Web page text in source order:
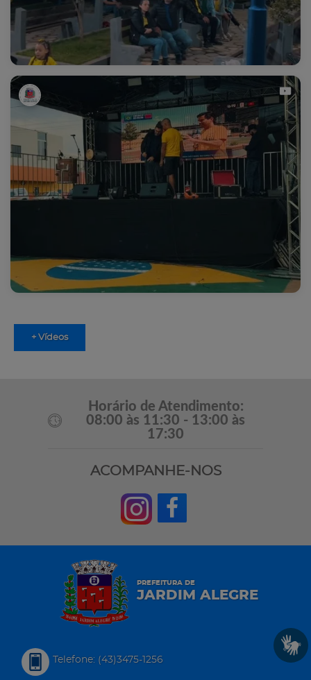
+ Vídeos
Horário de Atendimento:
08:00 às 11:30 - 13:00 às
17:30
ACOMPANHE-NOS
PREFEITURA DE
JARDIM ALEGRE
Telefone: (43)3475-1256